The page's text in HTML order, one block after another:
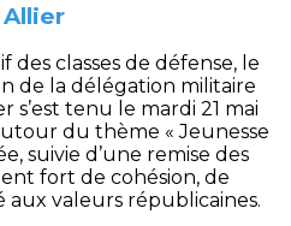
des classes de défense, le
de la délégation militaire
s’est tenu le mardi 21 mai
du thème « Jeunesse
suivie d’une remise des
fort de cohésion, de
aux valeurs républicaines.